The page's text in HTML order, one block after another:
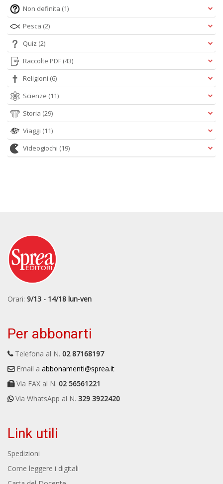
Non definita (1)
Pesca (2)
Quiz (2)
Raccolte PDF (43)
Religioni (6)
Scienze (11)
Storia (29)
Viaggi (11)
Videogiochi (19)
Orari: 9/13 - 14/18 lun-ven
Per abbonarti
Telefona al N. 02 87168197
Email a abbonamenti@sprea.it
Via FAX al N. 02 56561221
Via WhatsApp al N. 329 3922420
Link utili
Spedizioni
Come leggere i digitali